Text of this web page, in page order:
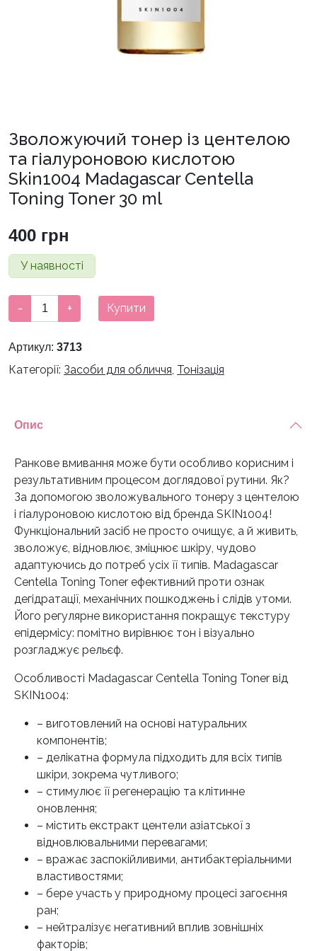
Зволожуючий тонер із центелою
та гіалуроновою кислотою
Skin1004 Madagascar Centella
Toning Toner 30 ml
400 грн
У наявності
Зволожуючий
тонер
центелою
та
Skin1004
Centella
Toner
30
ml
кількість
- + Купити
Артикул: 3713
Категорії: Засоби для обличчя, Тонізація
Опис
Ранкове вмивання може бути особливо корисним і
результативним процесом доглядової рутини. Як?
За допомогою зволожувального тонеру з центелою
і гіалуроновою кислотою від бренда SKIN1004!
Функціональний засіб не просто очищує, а й живить,
зволожує, відновлює, зміцнює шкіру, чудово
адаптуючись до потреб усіх її типів. Madagascar
Centella Toning Toner ефективний проти ознак
дегідратації, механічних пошкоджень і слідів утоми.
Його регулярне використання покращує текстуру
епідермісу: помітно вирівнює тон і візуально
розгладжує рельєф.
Особливості Madagascar Centella Toning Toner від
SKIN1004:
– виготовлений на основі натуральних
компонентів;
– делікатна формула підходить для всіх типів
шкіри, зокрема чутливого;
– стимулює її регенерацію та клітинне
оновлення;
– містить екстракт центели азіатської з
відновлювальними перевагами;
– вражає заспокійливими, антибактеріальними
властивостями;
– бере участь у природному процесі загоєння
ран;
– нейтралізує негативний вплив зовнішніх
факторів;